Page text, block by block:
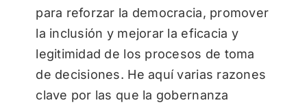
para reforzar la democracia, promover
la inclusión y mejorar la eficacia y
legitimidad de los procesos de toma
de decisiones. He aquí varias razones
clave por las que la gobernanza